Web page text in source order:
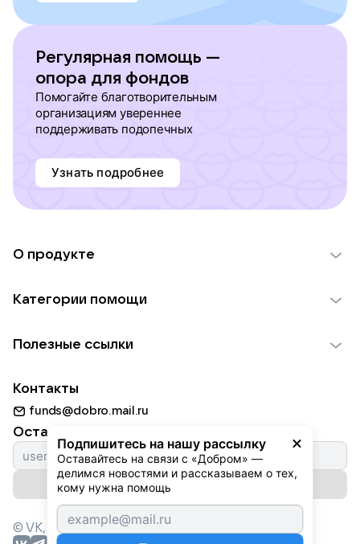
Регулярная помощь —
опора для фондов
Помогайте благотворительным
организациям увереннее
поддерживать подопечных
Узнать подробнее
Подпишитесь на нашу рассылку
Оставайтесь на связи с «Добром» —
делимся новостями и рассказываем о тех,
кому нужна помощь
О продукте
Использование материалов
Для НКО
Партнерам
Категории помощи
Пожилым
Животным
Природе
Культуре
Фондам
Полезные ссылки
Добрый день
Истории
Автоплатежи
Контакты
funds@dobro.mail.ru
Оставайтесь с нами
Подписаться на рассылку
© VK, 2026г. Все права защищены.